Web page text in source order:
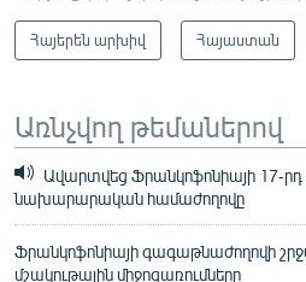
Հայերեն արխիվ Հայաստան
Առնչվող թեմաներով
Ավարտվեց Ֆրանկոֆոնիայի 17-
նախարարական համաժողովը
Ֆրանկոֆոնիայի գագաթնաժողովի
մշակութային միջոցառումները